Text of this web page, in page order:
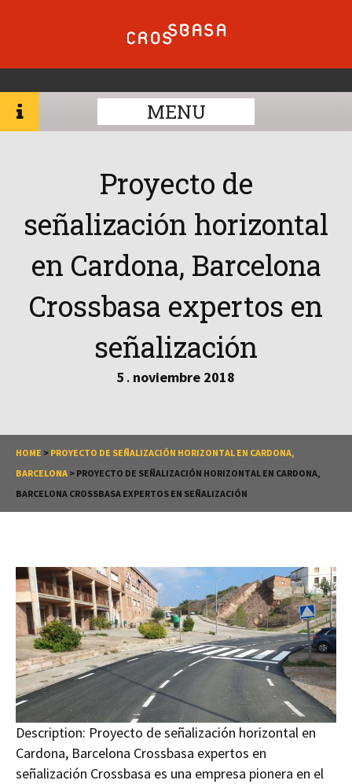
MENU
Proyecto de
señalización horizontal
en Cardona, Barcelona
Crossbasa expertos en
señalización
5 . noviembre 2018
HOME > PROYECTO DE SEÑALIZACIÓN HORIZONTAL EN CARDONA,
BARCELONA > PROYECTO DE SEÑALIZACIÓN HORIZONTAL EN CARDONA,
BARCELONA CROSSBASA EXPERTOS EN SEÑALIZACIÓN
Description: Proyecto de señalización horizontal en
Cardona, Barcelona Crossbasa expertos en
señalización Crossbasa es una empresa pionera en el